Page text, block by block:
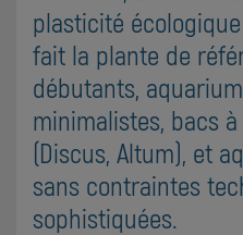
plasticité
fait la plante de
débutants,
minimalistes, bacs
(Discus, Altum), et
sans contraintes
sophistiquées.